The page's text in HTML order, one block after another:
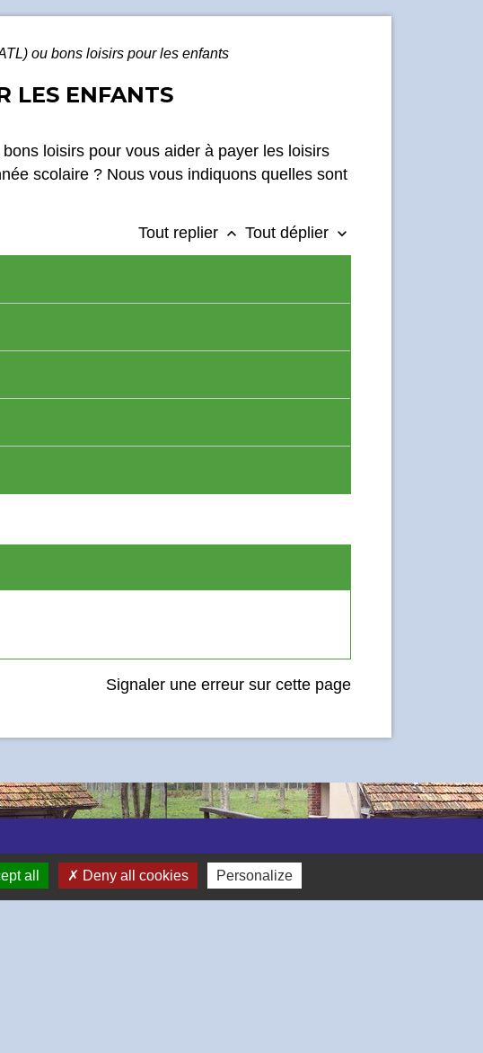
ou bons loisirs pour les enfants
LES ENFANTS
loisirs pour vous aider à payer les loisirs
scolaire ? Nous vous indiquons quelles sont
Tout replier keyboard_arrow_up Tout déplier keyboard_arrow_down
Signaler une erreur sur cette page
all Deny all cookies Personalize